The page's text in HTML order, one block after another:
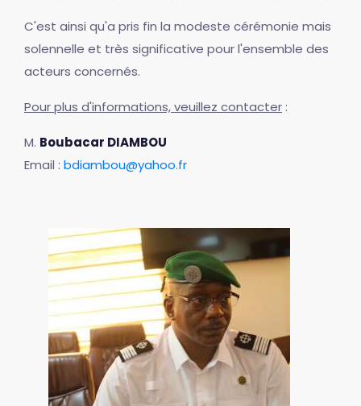
C'est ainsi qu'a pris fin la modeste cérémonie mais
solennelle et très significative pour l'ensemble des
acteurs concernés.
Pour plus d'informations, veuillez contacter :
M. Boubacar DIAMBOU
Email : bdiambou@yahoo.fr